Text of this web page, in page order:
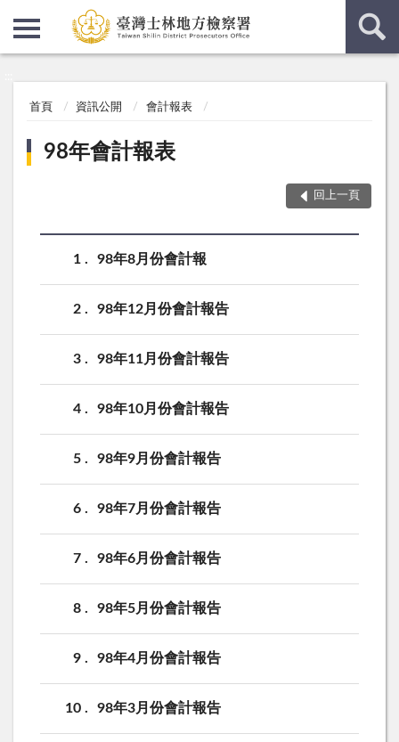
首頁 資訊公開 會計報表
98年會計報表
回上一頁
1 98年8月份會計報
2 98年12月份會計報告
3 98年11月份會計報告
4 98年10月份會計報告
5 98年9月份會計報告
6 98年7月份會計報告
7 98年6月份會計報告
8 98年5月份會計報告
9 98年4月份會計報告
10 98年3月份會計報告